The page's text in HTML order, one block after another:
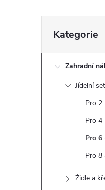
o
kategorie
Kategorie
Zahradní
Jídelní
Pro 2
Pro 4
Pro 6
Pro 8
Židle a